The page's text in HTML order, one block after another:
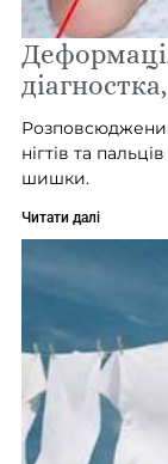
нігтів та
шишки.
Читати далі